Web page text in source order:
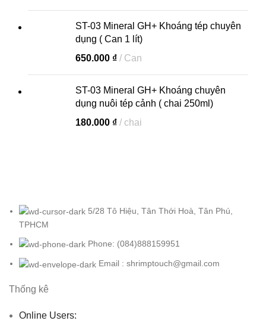
ST-03 Mineral GH+ Khoáng tép chuyên
dụng ( Can 1 lít)
650.000 ₫ Can
ST-03 Mineral GH+ Khoáng chuyên
dụng nuôi tép cảnh ( chai 250ml)
180.000 ₫ chai
5/28 Tô Hiệu, Tân Thới Hoà, Tân Phú,
TPHCM
Phone: (084)888159951
Email : shrimptouch@gmail.com
Thống kê
Online Users: